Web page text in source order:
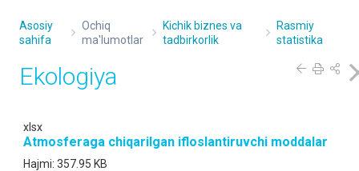
Asosiy
sahifa
Ochiq
ma'lumotlar
Kichik biznes va
tadbirkorlik
Rasmiy
statistika
Ekologiya
xlsx
Atmosferaga chiqarilgan ifloslantiruvchi moddalar
Hajmi: 357.95 KB